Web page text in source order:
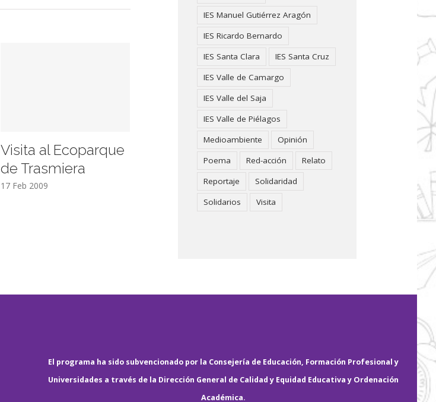
Visita al Ecoparque
de Trasmiera
17 Feb 2009
IES Manuel Gutiérrez Aragón
IES Ricardo Bernardo
IES Santa Clara
IES Santa Cruz
IES Valle de Camargo
IES Valle del Saja
IES Valle de Piélagos
Medioambiente
Opinión
Poema
Red-acción
Relato
Reportaje
Solidaridad
Solidarios
Visita
El programa ha sido subvencionado por la Consejería de Educación, Formación Profesional y
Universidades a través de la Dirección General de Calidad y Equidad Educativa y Ordenación
Académica.